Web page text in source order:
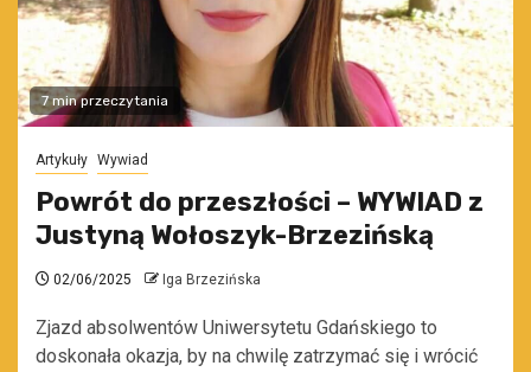
7 min przeczytania
Artykuły Wywiad
Powrót do przeszłości – WYWIAD z
Justyną Wołoszyk-Brzezińską
02/06/2025 Iga Brzezińska
Zjazd absolwentów Uniwersytetu Gdańskiego to
doskonała okazja, by na chwilę zatrzymać się i wrócić